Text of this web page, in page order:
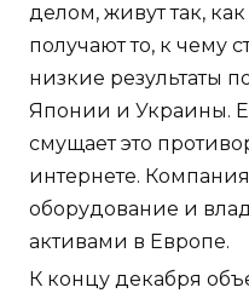
делом, живут так,
получают то, к чему
низкие результаты
Японии и Украины.
смущает это
интернете.
оборудование и
активами в Европе.
К концу декабря